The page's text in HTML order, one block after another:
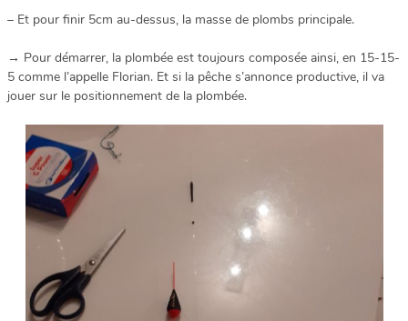
– Et pour finir 5cm au-dessus, la masse de plombs principale.
→ Pour démarrer, la plombée est toujours composée ainsi, en 15-15-
5 comme l’appelle Florian. Et si la pêche s’annonce productive, il va
jouer sur le positionnement de la plombée.